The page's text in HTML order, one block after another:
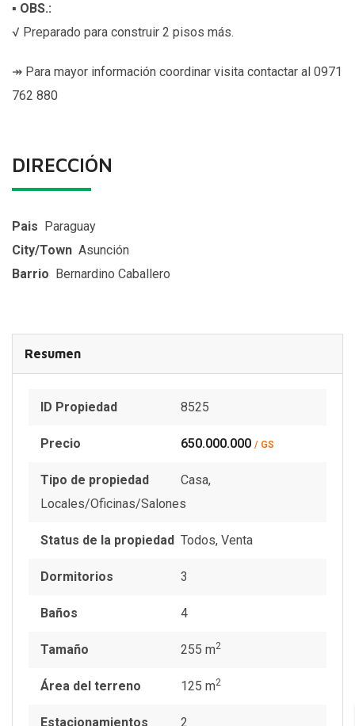
▪ OBS.:
√ Preparado para construir 2 pisos más.
↠ Para mayor información coordinar visita contactar al 0971
762 880
DIRECCIÓN
Pais Paraguay
City/Town Asunción
Barrio Bernardino Caballero
Resumen
ID Propiedad 8525
Precio 650.000.000 / GS
Tipo de propiedad Casa,
Locales/Oficinas/Salones
Status de la propiedad Todos, Venta
Dormitorios 3
Baños 4
Tamaño 255 m2
Área del terreno 125 m2
Estacionamientos 2